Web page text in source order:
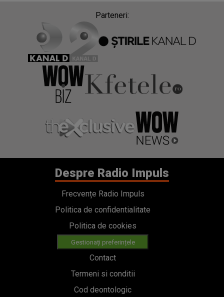
Parteneri:
Despre Radio Impuls
Frecvențe Radio Impuls
Politica de confidentialitate
Politica de cookies
Gestionați preferințele
Contact
Termeni si conditii
Cod deontologic